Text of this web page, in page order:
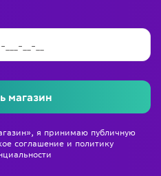
магазин
я принимаю публичную
соглашениеи политику